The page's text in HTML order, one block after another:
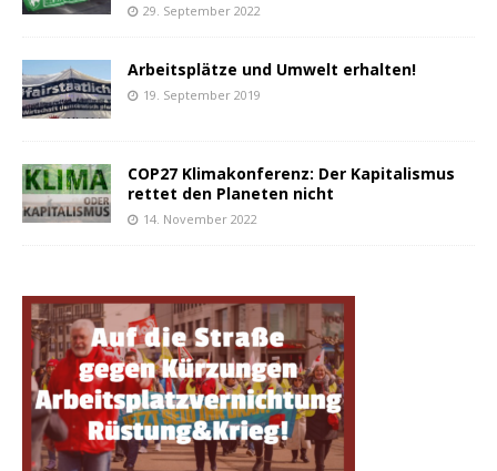
29. September 2022
Arbeitsplätze und Umwelt erhalten!
19. September 2019
COP27 Klimakonferenz: Der Kapitalismus
rettet den Planeten nicht
14. November 2022